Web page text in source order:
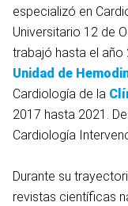
especializó en
Universitario 12 de
trabajó hasta el año
Unidad de
Cardiología de la
2017 hasta 2021.
Cardiología
Durante su
revistas científicas